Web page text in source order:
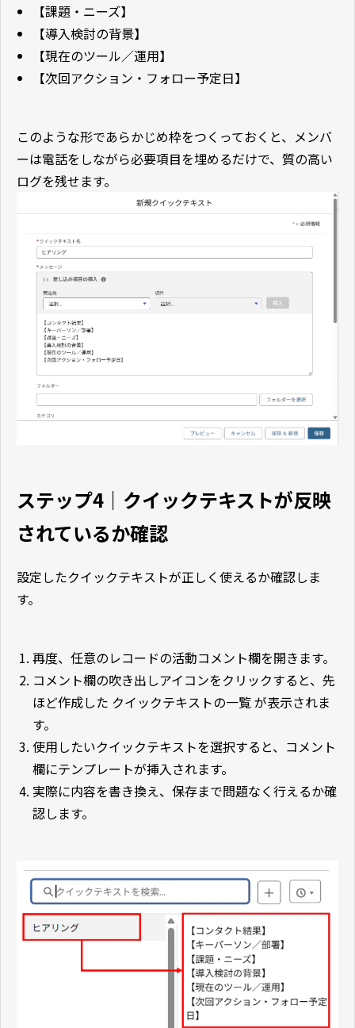
【課題・ニーズ】
【導入検討の背景】
【現在のツール／運用】
【次回アクション・フォロー予定日】
このような形であらかじめ枠をつくっておくと、メンバ
ーは電話をしながら必要項目を埋めるだけで、質の高い
ログを残せます。
ステップ4｜クイックテキストが反映
されているか確認
設定したクイックテキストが正しく使えるか確認しま
す。
再度、任意のレコードの活動コメント欄を開きます。
コメント欄の吹き出しアイコンをクリックすると、先
ほど作成した クイックテキストの一覧 が表示されま
す。
使用したいクイックテキストを選択すると、コメント
欄にテンプレートが挿入されます。
実際に内容を書き換え、保存まで問題なく行えるか確
認します。